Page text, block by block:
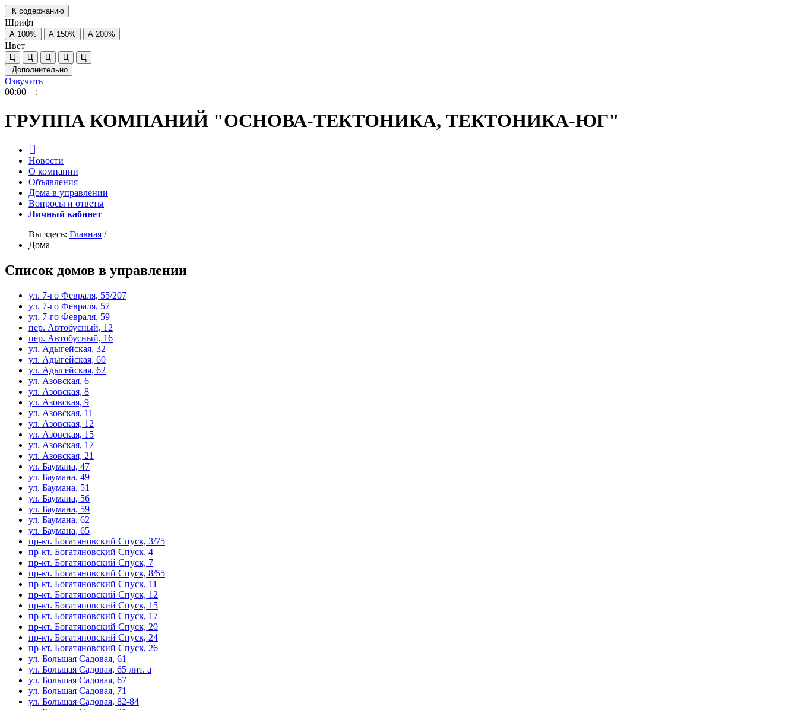
К содержанию
Шрифт
А 100% А 150% А 200%
Цвет
Ц Ц Ц Ц
Ц
Дополнительно
Озвучить
00:00 __:__
ГРУППА КОМПАНИЙ "ОСНОВА-ТЕКТОНИКА, ТЕКТОНИКА-ЮГ"
Новости
О компании
Объявления
Дома в управлении
Вопросы и ответы
Личный кабинет
Вы здесь: Главная /
Дома
Список домов в управлении
ул. 7-го Февраля, 55/207
ул. 7-го Февраля, 57
ул. 7-го Февраля, 59
пер. Автобусный, 12
пер. Автобусный, 16
ул. Адыгейская, 32
ул. Адыгейская, 60
ул. Адыгейская, 62
ул. Азовская, 6
ул. Азовская, 8
ул. Азовская, 9
ул. Азовская, 11
ул. Азовская, 12
ул. Азовская, 15
ул. Азовская, 17
ул. Азовская, 21
ул. Баумана, 47
ул. Баумана, 49
ул. Баумана, 51
ул. Баумана, 56
ул. Баумана, 59
ул. Баумана, 62
ул. Баумана, 65
пр-кт. Богатяновский Спуск, 3/75
пр-кт. Богатяновский Спуск, 4
пр-кт. Богатяновский Спуск, 7
пр-кт. Богатяновский Спуск, 8/55
пр-кт. Богатяновский Спуск, 11
пр-кт. Богатяновский Спуск, 12
пр-кт. Богатяновский Спуск, 15
пр-кт. Богатяновский Спуск, 17
пр-кт. Богатяновский Спуск, 20
пр-кт. Богатяновский Спуск, 24
пр-кт. Богатяновский Спуск, 26
ул. Большая Садовая, 61
ул. Большая Садовая, 65 лит. а
ул. Большая Садовая, 67
ул. Большая Садовая, 71
ул. Большая Садовая, 82-84